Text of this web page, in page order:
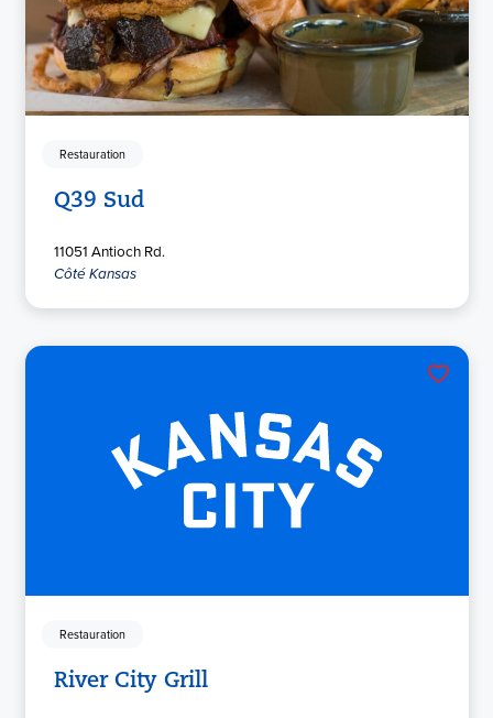
Restauration
Q39 Sud
11051 Antioch Rd.
Côté Kansas
Restauration
River City Grill